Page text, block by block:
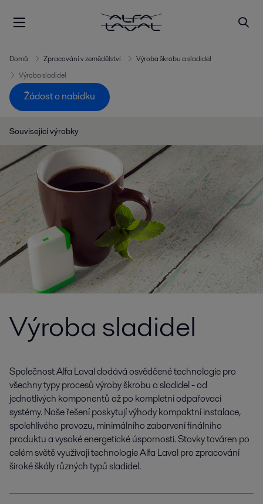
Domů Zpracování v zemědělství
Výroba škrobu a sladidel
Výroba sladidel
Žádost o nabídku
Související výrobky
Výroba sladidel
Společnost Alfa Laval dodává osvědčené technologie pro
všechny typy procesů výroby škrobu a sladidel - od
jednotlivých komponentů až po kompletní odpařovací
systémy. Naše řešení poskytují výhody kompaktní instalace,
spolehlivého provozu, minimálního zabarvení finálního
produktu a vysoké energetické úspornosti. Stovky továren po
celém světě využívají technologie Alfa Laval pro zpracování
široké škály různých typů sladidel.